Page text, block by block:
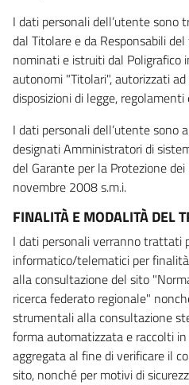
I dati personali dell’utente
dal Titolare e da Responsabili
nominati e istruiti dal Poligrafico
autonomi "Titolari", autorizzati
disposizioni di legge,
I dati personali dell’utente
designati Amministratori di
del Garante per la Protezione
novembre 2008 s.m.i.
FINALITÀ E MODALITÀ DEL
I dati personali verranno trattati
informatico/telematici per
alla consultazione del sito
ricerca federato regionale"
strumentali alla consultazione
forma automatizzata e raccolti
aggregata al fine di verificare il
sito, nonché per motivi di